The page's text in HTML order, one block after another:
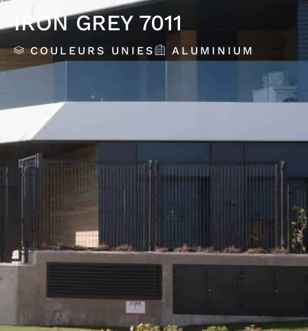
IRON GREY 7011
COULEURS UNIES ALUMINIUM